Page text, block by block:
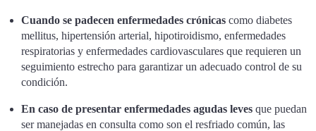
Cuando se padecen enfermedades crónicas como diabetes
mellitus, hipertensión arterial, hipotiroidismo, enfermedades
respiratorias y enfermedades cardiovasculares que requieren un
seguimiento estrecho para garantizar un adecuado control de su
condición.
En caso de presentar enfermedades agudas leves que puedan
ser manejadas en consulta como son el resfriado común, las